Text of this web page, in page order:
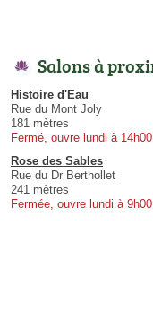
Salons à
Histoire d'Eau
Rue du Mont Joly
181 mètres
Fermé, ouvre lundi à 14h00
Rose des Sables
Rue du Dr Berthollet
241 mètres
Fermée, ouvre lundi à 9h00